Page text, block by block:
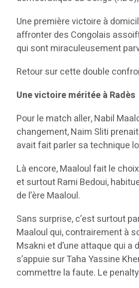
Une première victoire à
affronter des Congolais
qui sont miraculeusement
Retour sur cette double
Une victoire méritée à Radès
Pour le match aller, Nabil
changement, Naim Sliti
avait fait parler sa technique
Là encore, Maaloul fait le
et surtout Rami Bedoui,
de l’ère Maaloul.
Sans surprise, c’est surtout
Maaloul qui, contrairement à
Msakni et d’une attaque qui
s’appuie sur Taha Yassine
commettre la faute. Le